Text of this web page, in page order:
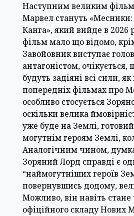
Наступним великим
Марвел стануть
Канга», який вийде в 2026
фільм мало що відомо,
Завойовник виступає
антагоністом, очікується,
будуть задіяні всі сили,
попередніх фільмах про
особливо стосується
оскільки велика
уже буде на Землі,
могутнім героям Землі,
Аналогічним чином,
Зоряний Лорд справді є
“наймогутніших героїв
повернувшись додому,
Можливо, він навіть
офіційного складу Нових